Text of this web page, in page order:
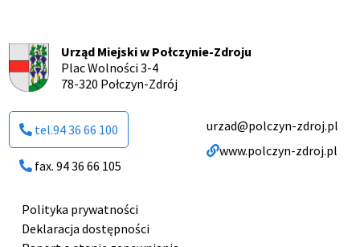
Urząd Miejski w Połczynie-Zdroju
Plac Wolności 3-4
78-320 Połczyn-Zdrój
tel.94 36 66 100
fax. 94 36 66 105
urzad@polczyn-zdroj.pl
www.polczyn-zdroj.pl
Menu
stopki
Polityka prywatności
Deklaracja dostępności